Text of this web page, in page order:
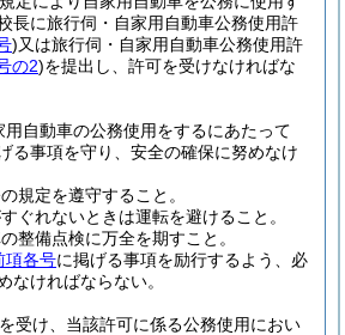
長に旅行伺・自家用自動車公務使用許
)又は旅行伺・自家用自動車公務使用許
の2)を提出し、許可を受けなければな
用自動車の公務使用をするにあたって
る事項を守り、安全の確保に努めなけ
規定を遵守すること。
ぐれないときは運転を避けること。
整備点検に万全を期すこと。
項各号に掲げる事項を励行するよう、必
なければならない。
受け、当該許可に係る公務使用におい